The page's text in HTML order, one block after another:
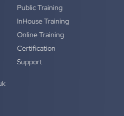
Public Training
InHouse Training
Online Training
Certification
Support